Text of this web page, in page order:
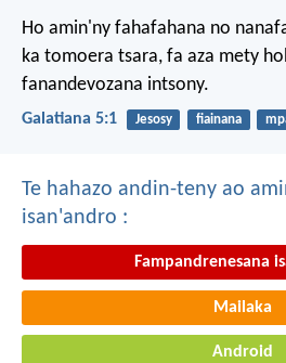
Ho amin'ny fahafahana no
ka tomoera tsara, fa aza mety
fanandevozana intsony.
Galatiana 5:1 Jesosy fiainana
Te hahazo andin-teny ao
isan'andro :
Fampandrenesana
Mailaka
Android